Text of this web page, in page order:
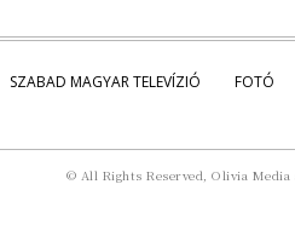
SZABAD MAGYAR TELEVÍZIÓ FOTÓ
© All Rights Reserved, Olivia